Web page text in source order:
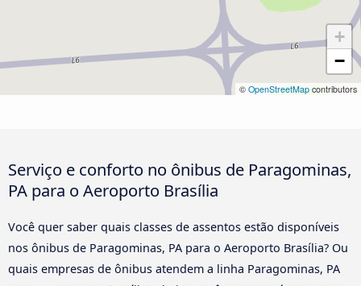
+
−
© OpenStreetMap contributors
Serviço e conforto no ônibus de Paragominas,
PA para o Aeroporto Brasília
Você quer saber quais classes de assentos estão disponíveis
nos ônibus de Paragominas, PA para o Aeroporto Brasília? Ou
quais empresas de ônibus atendem a linha Paragominas, PA